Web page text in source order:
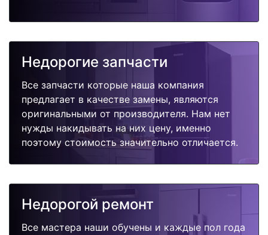
Недорогие запчасти
Все запчасти которые наша компания
предлагает в качестве замены, являются
оригинальными от производителя. Нам нет
нужды накидывать на них цену, именно
поэтому стоимость значительно отличается.
Недорогой ремонт
Все мастера наши обучены и каждые пол года